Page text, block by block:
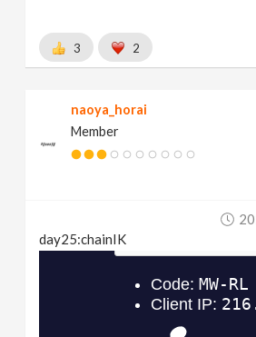
3 2
naoya_horai
Member
day25:chainIK